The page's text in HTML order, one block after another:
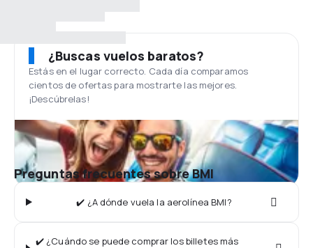
¿Buscas vuelos baratos?
Estás en el lugar correcto. Cada día comparamos
cientos de ofertas para mostrarte las mejores.
¡Descúbrelas!
Preguntas frecuentes sobre BMI
✔️ ¿A dónde vuela la aerolínea BMI?
✔️ ¿Cuándo se puede comprar los billetes más